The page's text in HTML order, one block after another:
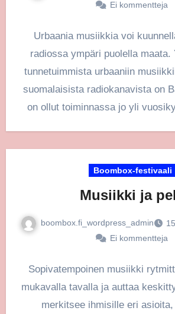
Ei kommentteja
Urbaania musiikkia voi
radiossa ympäri puolella
tunnetuimmista urbaaniin
suomalaisista radiokanavista on
on ollut toiminnassa jo yli
Boombox-festivaali
Musiikki ja
boombox.fi_wordpress_admin
Ei kommentteja
Sopivatempoinen musiikki
mukavalla tavalla ja auttaa
merkitsee ihmisille eri